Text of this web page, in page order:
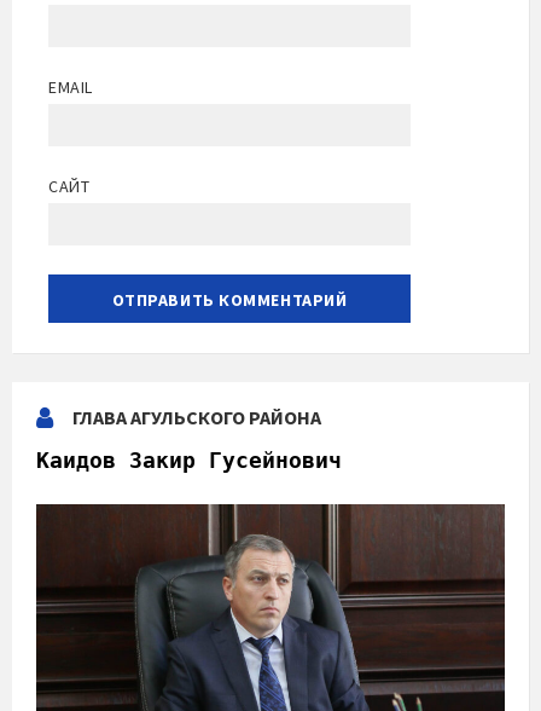
EMAIL
САЙТ
ГЛАВА АГУЛЬСКОГО РАЙОНА
Каидов Закир Гусейнович